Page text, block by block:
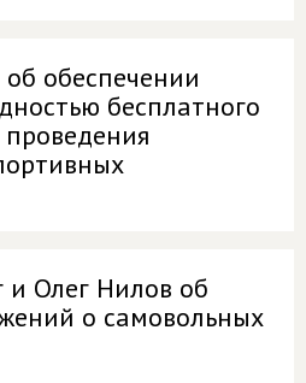
об обеспечении
бесплатного
и Олег Нилов об
о самовольных